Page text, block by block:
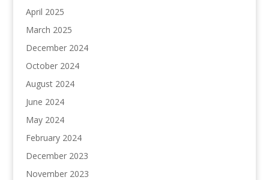
April 2025
March 2025
December 2024
October 2024
August 2024
June 2024
May 2024
February 2024
December 2023
November 2023